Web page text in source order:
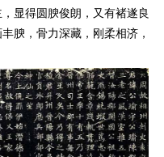
显得圆腴俊朗，又有褚遂良
腴，骨力深藏，刚柔相济，